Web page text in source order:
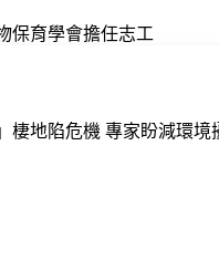
保育學會擔任志工
棲地陷危機 專家盼減環境